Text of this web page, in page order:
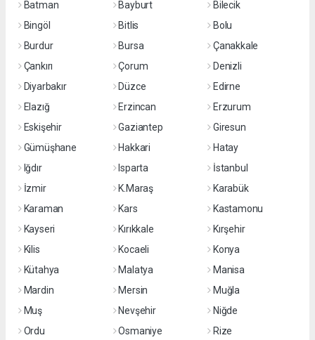
Batman
Bayburt
Bilecik
Bingöl
Bitlis
Bolu
Burdur
Bursa
Çanakkale
Çankırı
Çorum
Denizli
Diyarbakır
Düzce
Edirne
Elazığ
Erzincan
Erzurum
Eskişehir
Gaziantep
Giresun
Gümüşhane
Hakkari
Hatay
Iğdır
Isparta
İstanbul
İzmir
K.Maraş
Karabük
Karaman
Kars
Kastamonu
Kayseri
Kırıkkale
Kırşehir
Kilis
Kocaeli
Konya
Kütahya
Malatya
Manisa
Mardin
Mersin
Muğla
Muş
Nevşehir
Niğde
Ordu
Osmaniye Rize